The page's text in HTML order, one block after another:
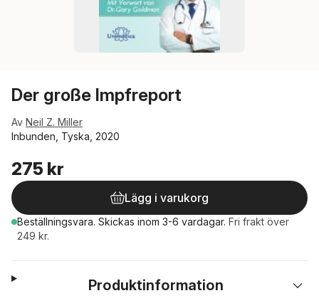
Der große Impfreport
Av Neil Z. Miller
Inbunden, Tyska, 2020
275 kr
Lägg i varukorg
Beställningsvara. Skickas inom 3-6 vardagar. Fri frakt över
249 kr.
Produktinformation